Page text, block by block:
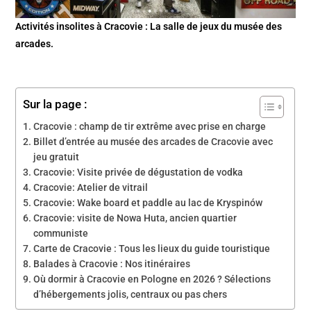
Activités insolites à Cracovie : La salle de jeux du musée des
arcades.
Sur la page :
Cracovie : champ de tir extrême avec prise en charge
Billet d’entrée au musée des arcades de Cracovie avec
jeu gratuit
Cracovie: Visite privée de dégustation de vodka
Cracovie: Atelier de vitrail
Cracovie: Wake board et paddle au lac de Kryspinów
Cracovie: visite de Nowa Huta, ancien quartier
communiste
Carte de Cracovie : Tous les lieux du guide touristique
Balades à Cracovie : Nos itinéraires
Où dormir à Cracovie en Pologne en 2026 ? Sélections
d’hébergements jolis, centraux ou pas chers